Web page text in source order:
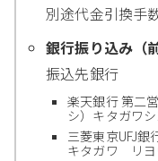
別途代金引換手
銀行振り込み（
振込先銀行
楽天銀行 第二
シ）キタガワ
三菱東京UFJ銀
キタガワ リヨ